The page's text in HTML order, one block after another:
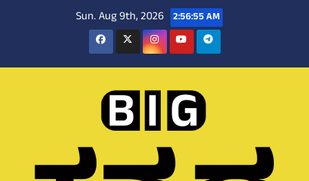
Sun. Aug 9th, 2026 2:56:55 AM